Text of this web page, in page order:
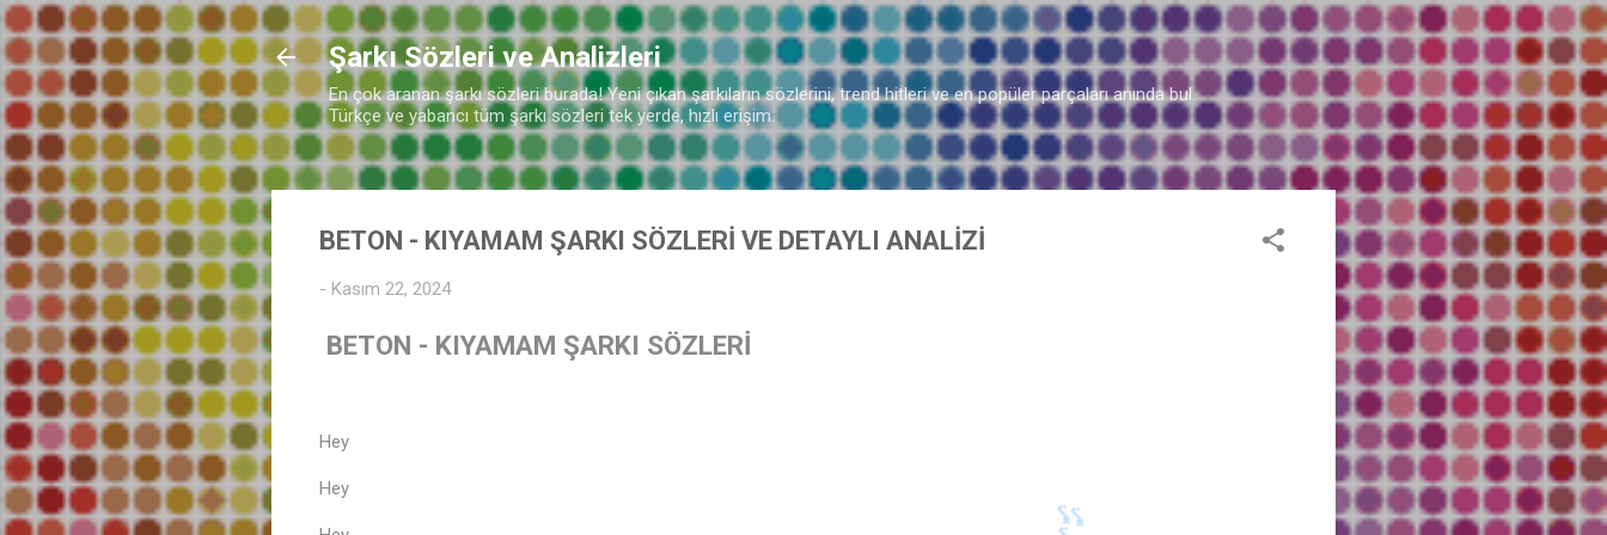
Ana içeriğe atla
Şarkı Sözleri ve Analizleri
En çok aranan şarkı sözleri burada! Yeni çıkan şarkıların sözlerini, trend hitleri ve en popüler parçaları anında bul.
Türkçe ve yabancı tüm şarkı sözleri tek yerde, hızlı erişim.
BETON - KIYAMAM ŞARKI SÖZLERİ VE DETAYLI ANALİZİ
- Kasım 22, 2024
BETON - KIYAMAM ŞARKI SÖZLERİ
Hey
Hey